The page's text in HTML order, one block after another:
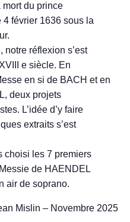
du prince
février 1636 sous la
notre réflexion s’est
e siècle. En
en si de BACH et en
deux projets
L’idée d’y faire
extraits s’est
choisi les 7 premiers
de HAENDEL
air de soprano.
Mislin – Novembre 2025